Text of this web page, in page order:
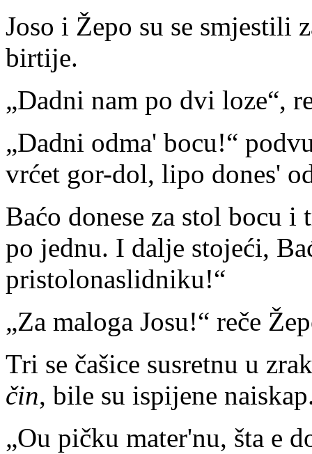
Joso i Žepo su se smjestili
birtije.
„Dadni nam po dvi loze“,
„Dadni odma' bocu!“
vrćet gor-dol, lipo dones'
Baćo donese za stol bocu i
po jednu. I dalje stojeći,
pristolonaslidniku!“
„Za maloga Josu!“ reče
Tri se čašice susretnu u
čin, bile su ispijene
„Ou pičku mater'nu, šta e